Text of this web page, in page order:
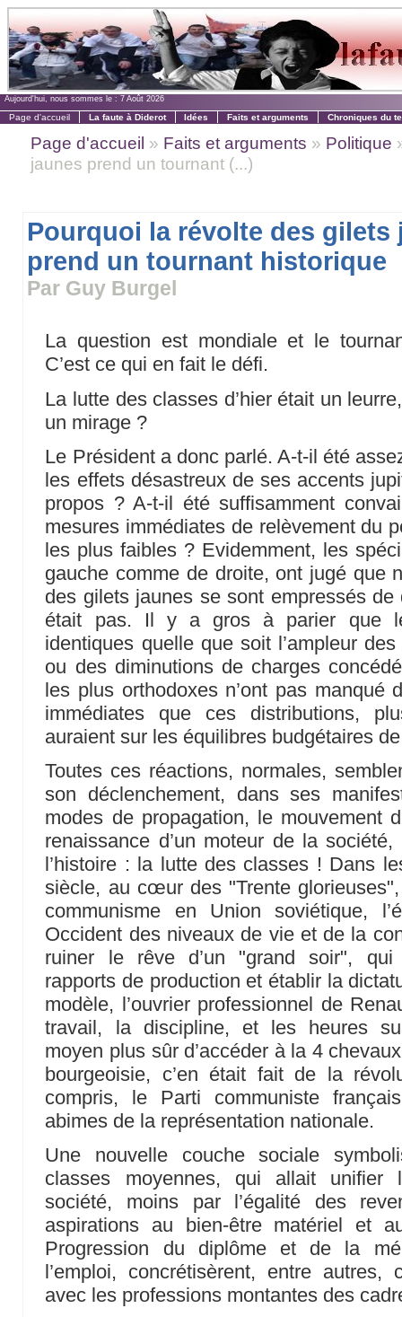
Aujourd'hui, nous sommes le : 7 Août 2026
Page d'accueil La faute à Diderot Idées Faits et arguments Chroniques du
Page d'accueil » Faits et arguments » Politique
jaunes prend un tournant (...)
Pourquoi la révolte des gilets
prend un tournant historique
Par Guy Burgel
La question est mondiale et le
C’est ce qui en fait le défi.
La lutte des classes d’hier était un
un mirage ?
Le Président a donc parlé. A-t-il été
les effets désastreux de ses accents
propos ? A-t-il été suffisamment
mesures immédiates de relèvement du
les plus faibles ? Evidemment, les
gauche comme de droite, ont jugé que
des gilets jaunes se sont empressés de
était pas. Il y a gros à parier que
identiques quelle que soit l’ampleur
ou des diminutions de charges
les plus orthodoxes n’ont pas manqué
immédiates que ces distributions,
auraient sur les équilibres budgétaires
Toutes ces réactions, normales,
son déclenchement, dans ses
modes de propagation, le mouvement
renaissance d’un moteur de la
l’histoire : la lutte des classes ! Dans
siècle, au cœur des "Trente
communisme en Union soviétique,
Occident des niveaux de vie et de la
ruiner le rêve d’un "grand soir", qui
rapports de production et établir la
modèle, l’ouvrier professionnel de
travail, la discipline, et les heures
moyen plus sûr d’accéder à la 4
bourgeoisie, c’en était fait de la
compris, le Parti communiste
abimes de la représentation nationale.
Une nouvelle couche sociale
classes moyennes, qui allait unifier
société, moins par l’égalité des
aspirations au bien-être matériel et
Progression du diplôme et de la
l’emploi, concrétisèrent, entre
avec les professions montantes des